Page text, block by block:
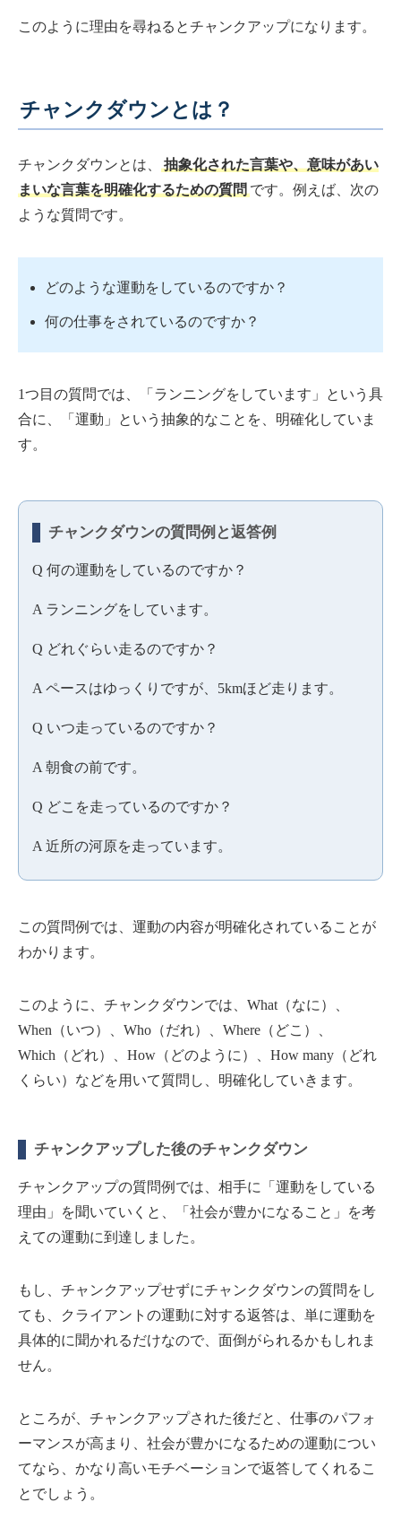
このように理由を尋ねるとチャンクアップになります。
チャンクダウンとは？
チャンクダウンとは、
抽象化された言葉や、意味があい
まいな言葉を明確化するための質問 です。例えば、次の
ような質問です。
どのような運動をしているのですか？
何の仕事をされているのですか？
1つ目の質問では、「ランニングをしています」という具
合に、「運動」という抽象的なことを、明確化していま
す。
チャンクダウンの質問例と返答例
Q 何の運動をしているのですか？
A ランニングをしています。
Q どれぐらい走るのですか？
A ペースはゆっくりですが、5kmほど走ります。
Q いつ走っているのですか？
A 朝食の前です。
Q どこを走っているのですか？
A 近所の河原を走っています。
この質問例では、運動の内容が明確化されていることが
わかります。
このように、チャンクダウンでは、What（なに）、
When（いつ）、Who（だれ）、Where（どこ）、
Which（どれ）、How（どのように）、How many（どれ
くらい）などを用いて質問し、明確化していきます。
チャンクアップした後のチャンクダウン
チャンクアップの質問例では、相手に「運動をしている
理由」を聞いていくと、「社会が豊かになること」を考
えての運動に到達しました。
もし、チャンクアップせずにチャンクダウンの質問をし
ても、クライアントの運動に対する返答は、単に運動を
具体的に聞かれるだけなので、面倒がられるかもしれま
せん。
ところが、チャンクアップされた後だと、仕事のパフォ
ーマンスが高まり、社会が豊かになるための運動につい
てなら、かなり高いモチベーションで返答してくれるこ
とでしょう。